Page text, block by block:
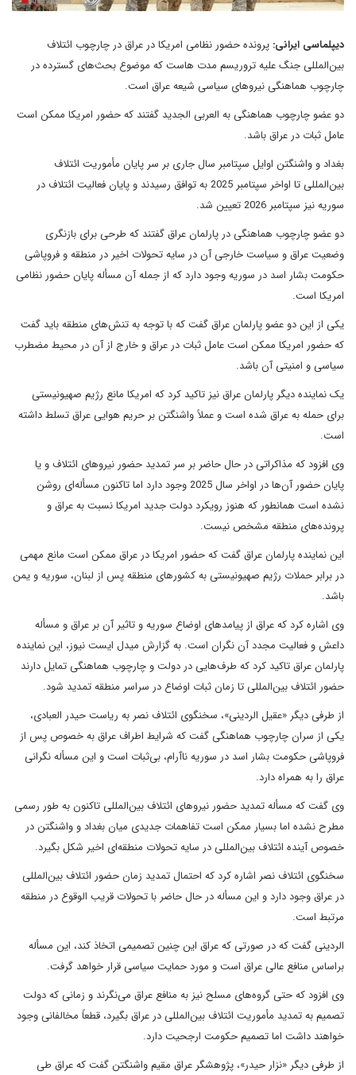
دیپلماسی ایرانی: پرونده حضور نظامی امریکا در عراق در چارچوب ائتلاف
بین‌المللی جنگ علیه تروریسم مدت هاست که موضوع بحث‌های گسترده در
چارچوب هماهنگی نیروهای سیاسی شیعه عراق است.
دو عضو چارچوب هماهنگی به العربی الجدید گفتند که حضور امریکا ممکن است
عامل ثبات در عراق باشد.
بغداد و واشنگتن اوایل سپتامبر سال جاری بر سر پایان مأموریت ائتلاف
بین‌المللی تا اواخر سپتامبر 2025 به توافق رسیدند و پایان فعالیت ائتلاف در
سوریه نیز سپتامبر 2026 تعیین شد.
دو عضو چارچوب هماهنگی در پارلمان عراق گفتند که طرحی برای بازنگری
وضعیت عراق و سیاست خارجی آن در سایه تحولات اخیر در منطقه و فروپاشی
حکومت بشار اسد در سوریه وجود دارد که از جمله آن مسأله پایان حضور نظامی
امریکا است.
یکی از این دو عضو پارلمان عراق گفت که با توجه به تنش‌های منطقه باید گفت
که حضور امریکا ممکن است عامل ثبات در عراق و خارج از آن در محیط مضطرب
سیاسی و امنیتی آن باشد.
یک نماینده دیگر پارلمان عراق نیز تاکید کرد که امریکا مانع رژیم صهیونیستی
برای حمله به عراق شده است و عملاً واشنگتن بر حریم هوایی عراق تسلط داشته
است.
وی افزود که مذاکراتی در حال حاضر بر سر تمدید حضور نیروهای ائتلاف و یا
پایان حضور آن‌ها در اواخر سال 2025 وجود دارد اما تاکنون مسأله‌ای روشن
نشده است همانطور که هنوز رویکرد دولت جدید امریکا نسبت به عراق و
پرونده‌های منطقه مشخص نیست.
این نماینده پارلمان عراق گفت که حضور امریکا در عراق ممکن است مانع مهمی
در برابر حملات رژیم صهیونیستی به کشورهای منطقه پس از لبنان، سوریه و یمن
باشد.
وی اشاره کرد که عراق از پیامد‌های اوضاع سوریه و تاثیر آن بر عراق و مسأله
داعش و فعالیت مجدد آن نگران است. به گزارش میدل ایست نیوز، این نماینده
پارلمان عراق تاکید کرد که طرف‌هایی در دولت و چارچوب هماهنگی تمایل دارند
حضور ائتلاف بین‌المللی تا زمان ثبات اوضاع در سراسر منطقه تمدید شود.
از طرفی دیگر «عقیل الردینی»، سخنگوی ائتلاف نصر به ریاست حیدر العبادی،
یکی از سران چارچوب هماهنگی گفت که شرایط اطراف عراق به خصوص پس از
فروپاشی حکومت بشار اسد در سوریه ناآرام، بی‌ثبات است و این مسأله نگرانی
عراق را به همراه دارد.
وی گفت که مسأله تمدید حضور نیروهای ائتلاف بین‌المللی تاکنون به طور رسمی
مطرح نشده اما بسیار ممکن است تفاهمات جدیدی میان بغداد و واشنگتن در
خصوص آینده ائتلاف بین‌المللی در سایه تحولات منطقه‌ای اخیر شکل بگیرد.
سخنگوی ائتلاف نصر اشاره کرد که احتمال تمدید زمان حضور ائتلاف بین‌المللی
در عراق وجود دارد و این مسأله در حال حاضر با تحولات قریب الوقوع در منطقه
مرتبط است.
الردینی گفت که در صورتی که عراق این چنین تصمیمی اتخاذ کند، این مسأله
براساس منافع عالی عراق است و مورد حمایت سیاسی قرار خواهد گرفت.
وی افزود که حتی گروه‌های مسلح نیز به منافع عراق می‌نگرند و زمانی که دولت
تصمیم به تمدید مأموریت ائتلاف بین‌المللی در عراق بگیرد، قطعاً مخالفانی وجود
خواهند داشت اما تصمیم حکومت ارجحیت دارد.
از طرفی دیگر «نزار حیدر»، پژوهشگر عراق مقیم واشنگتن گفت که عراق طی